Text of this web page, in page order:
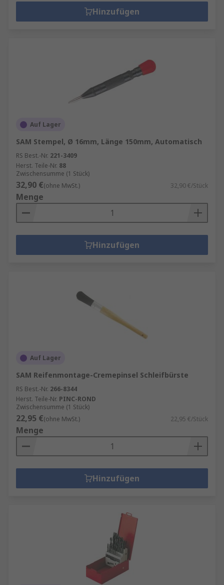
Hinzufügen
Auf Lager
SAM Stempel, Ø 16mm, Länge 150mm, Automatisch
RS Best.-Nr. 221-3409
Herst. Teile-Nr. 88
Zwischensumme (1 Stück)
32,90 €(ohne MwSt.) 32,90 €/Stück
Menge
Hinzufügen
Auf Lager
SAM Reifenmontage-Cremepinsel Schleifbürste
RS Best.-Nr. 266-8344
Herst. Teile-Nr. PINC-ROND
Zwischensumme (1 Stück)
22,95 €(ohne MwSt.) 22,95 €/Stück
Menge
Hinzufügen